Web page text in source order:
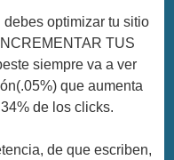
debes optimizar tu sitio
TUS
siempre va a ver
que aumenta
de los clicks.
de que escriben,